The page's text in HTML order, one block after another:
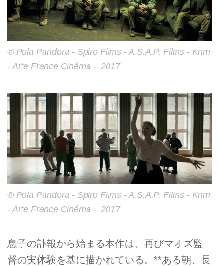
© Pola Pandora - Spiro Films - A.S.A.P. Films - Knm
- Arte France Cinéma – 2017
© Pola Pandora - Spiro Films - A.S.A.P. Films - Knm
- Arte France Cinéma – 2017
息子の訃報から始まる本作は、再びマオズ監
督の実体験を基に描かれている。**ある朝、長